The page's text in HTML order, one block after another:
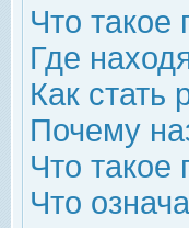
Что такое
Где
Как стать
Почему
Что такое
Что